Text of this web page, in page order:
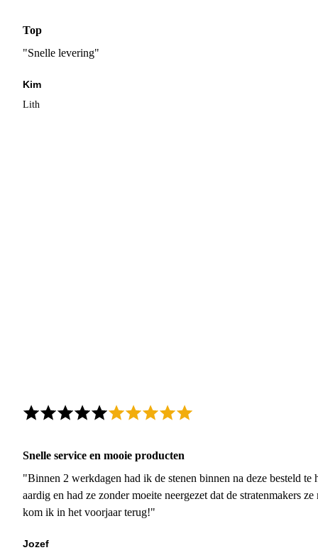
Top
"Snelle levering"
Kim
Lith
Snelle service en mooie producten
"Binnen 2 werkdagen had ik de stenen binnen na deze besteld
aardig en had ze zonder moeite neergezet dat de stratenmakers
kom ik in het voorjaar terug!"
Jozef